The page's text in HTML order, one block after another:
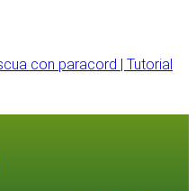
con paracord | Tutorial